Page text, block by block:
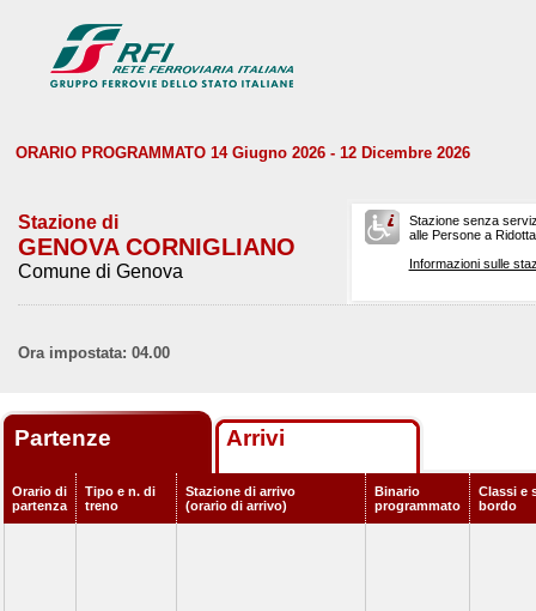
ORARIO PROGRAMMATO 14 Giugno 2026 - 12 Dicembre 2026
Stazione di
GENOVA CORNIGLIANO
Comune di Genova
Stazione senza
alle Persone a
Informazioni sulle
Ora impostata: 04.00
Partenze Arrivi
Orario di
partenza
Tipo e n. di
treno
Stazione di arrivo
(orario di arrivo)
Binario
programmato
Classi e
bordo